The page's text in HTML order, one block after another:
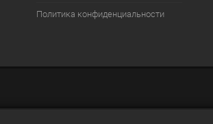
Политика конфиденциальности